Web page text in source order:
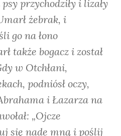
przychodziły i lizały
żebrak, i
go na łono
także bogacz i został
w Otchłani,
podniósł oczy,
i Łazarza na
„Ojcze
się nade mną i poślij